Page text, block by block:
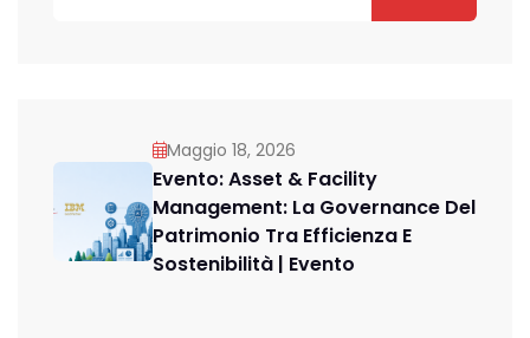
Maggio 18, 2026
Evento: Asset & Facility
Management: La Governance Del
Patrimonio Tra Efficienza E
Sostenibilità | Evento